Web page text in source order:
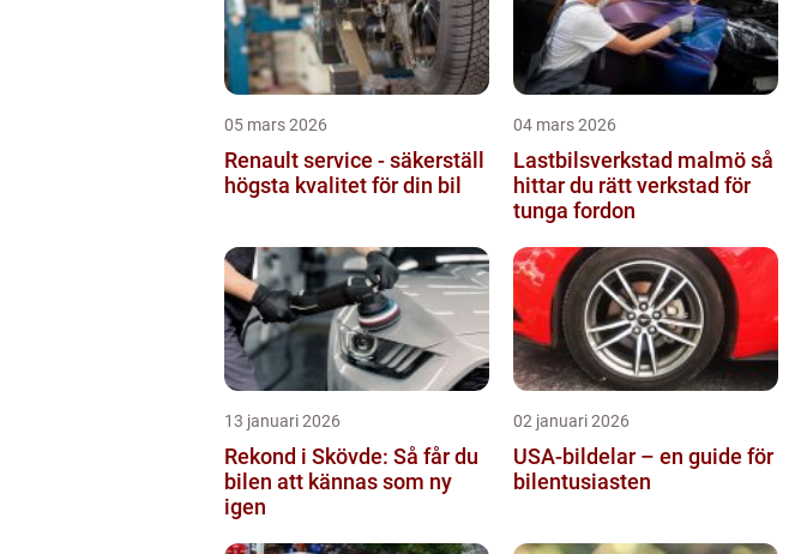
05 mars 2026
Renault service - säkerställ
högsta kvalitet för din bil
04 mars 2026
Lastbilsverkstad malmö så
hittar du rätt verkstad för
tunga fordon
13 januari 2026
Rekond i Skövde: Så får du
bilen att kännas som ny
igen
02 januari 2026
USA-bildelar – en guide för
bilentusiasten